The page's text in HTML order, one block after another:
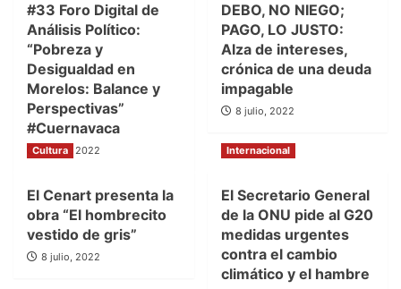
#33 Foro Digital de
Análisis Político:
“Pobreza y
Desigualdad en
Morelos: Balance y
Perspectivas”
#Cuernavaca
8 julio, 2022
DEBO, NO NIEGO;
PAGO, LO JUSTO:
Alza de intereses,
crónica de una deuda
impagable
8 julio, 2022
Cultura
El Cenart presenta la
obra “El hombrecito
vestido de gris”
8 julio, 2022
Internacional
El Secretario General
de la ONU pide al G20
medidas urgentes
contra el cambio
climático y el hambre